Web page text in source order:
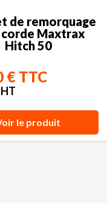
de remorquage
Maxtrax
Hitch 50
€ TTC
le produit